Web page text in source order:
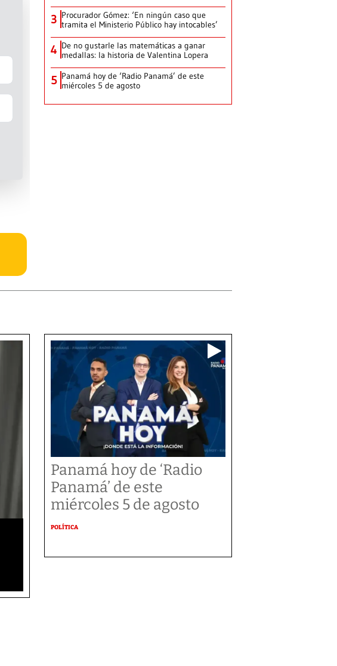
3 Procurador Gómez: ‘En ningún caso que
tramita el Ministerio Público hay intocables’
4 De no gustarle las matemáticas a ganar
medallas: la historia de Valentina Lopera
5 Panamá hoy de ‘Radio Panamá’ de este
miércoles 5 de agosto
Panamá hoy de ‘Radio
Panamá’ de este
miércoles 5 de agosto
POLÍTICA